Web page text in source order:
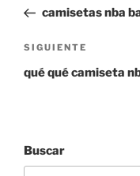
entradas
anterior:
camisetas nba
Siguiente
entrada
SIGUIENTE
qué qué camiseta
Buscar